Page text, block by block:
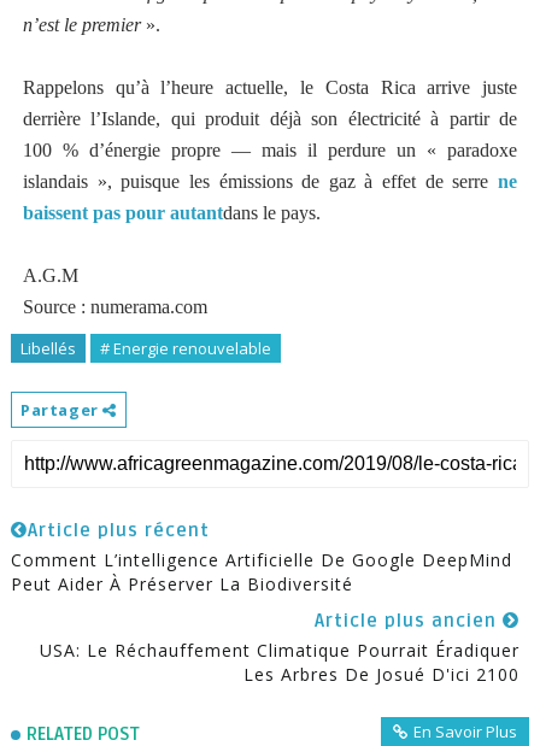
n’est le premier».
Rappelons qu’à l’heure actuelle, le Costa Rica arrive juste
derrière l’Islande, qui produit déjà son électricité à partir de
100 % d’énergie propre — mais il perdure un « paradoxe
islandais », puisque les émissions de gaz à effet de serrene
baissent pas pour autantdans le pays.
A.G.M
Source : numerama.com
Libellés # Energie renouvelable
Partager
Article plus récent
Comment L’intelligence Artificielle De Google DeepMind
Peut Aider À Préserver La Biodiversité
Article plus ancien
USA: Le Réchauffement Climatique Pourrait Éradiquer
Les Arbres De Josué D'ici 2100
RELATED POST En Savoir Plus